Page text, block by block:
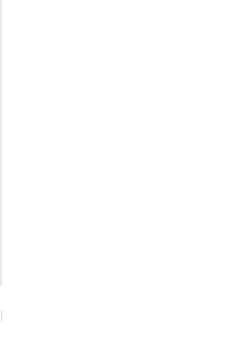
Perlen Ring